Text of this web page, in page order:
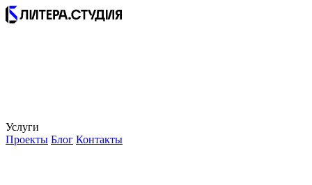
Услуги
Проекты Блог Контакты